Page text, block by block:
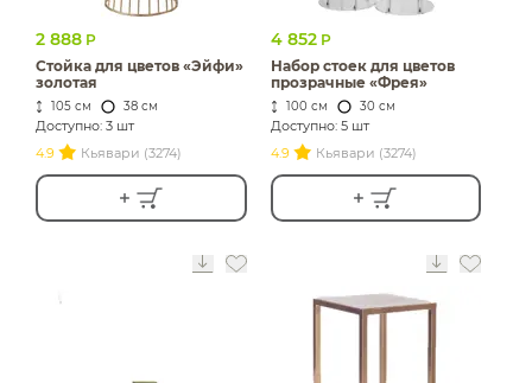
2 888 Р
Стойка для цветов «Эйфи»
золотая
105 см 38 см
Доступно: 3 шт
4.9
Кьявари (3274)
4 852 Р
Набор стоек для цветов
прозрачные «Фрея»
100 см 30 см
Доступно: 5 шт
4.9
Кьявари (3274)